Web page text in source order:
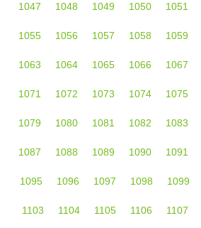
1047 1048 1049 1050 1051
1055 1056 1057 1058 1059
1063 1064 1065 1066 1067
1071 1072 1073 1074 1075
1079 1080 1081 1082 1083
1087 1088 1089 1090 1091
1095 1096 1097 1098 1099
1103 1104 1105 1106 1107